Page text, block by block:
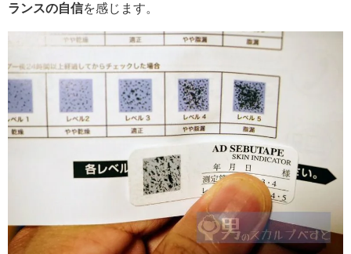
ランスの自信を感じます。